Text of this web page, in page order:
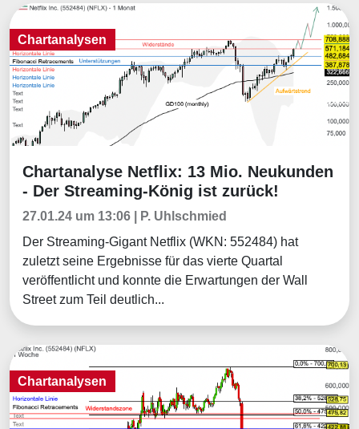
Chartanalysen
Chartanalysen
Chartanalyse Netflix: 13 Mio. Neukunden
- Der Streaming-König ist zurück!
27.01.24 um 13:06 | P. Uhlschmied
Der Streaming-Gigant Netflix (WKN: 552484) hat
zuletzt seine Ergebnisse für das vierte Quartal
veröffentlicht und konnte die Erwartungen der Wall
Street zum Teil deutlich...
Chartanalysen